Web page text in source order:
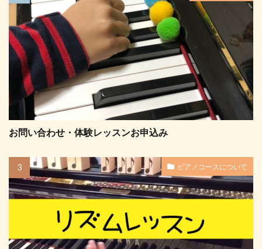
お問い合わせ・体験レッスンお申込み
ピアノコースについて